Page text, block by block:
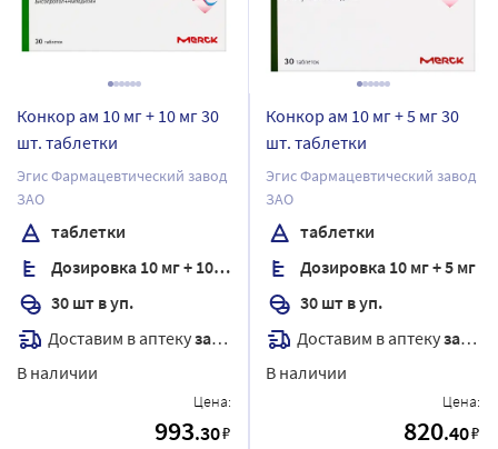
Конкор ам 10 мг + 10 мг 30
шт. таблетки
Эгис Фармацевтический завод
ЗАО
таблетки
Дозировка 10 мг + 10 мг
30 шт в уп.
Доставим в аптекузавтра
В наличии
Цена:
993.30₽
Конкор ам 10 мг + 5 мг 30
шт. таблетки
Эгис Фармацевтический завод
ЗАО
таблетки
Дозировка 10 мг + 5 мг
30 шт в уп.
Доставим в аптекузавтра
В наличии
Цена:
820.40₽